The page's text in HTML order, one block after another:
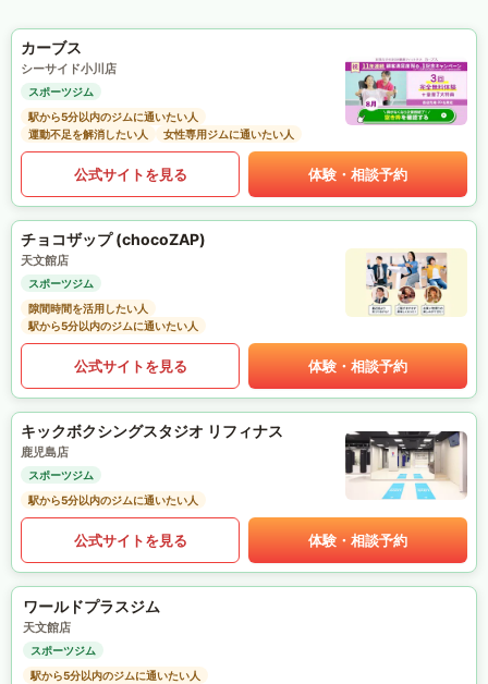
カーブス
シーサイド小川店
スポーツジム
駅から5分以内のジムに通いたい人
運動不足を解消したい人
女性専用ジムに通いたい人
公式サイトを見る 体験・相談予約
チョコザップ (chocoZAP)
天文館店
スポーツジム
隙間時間を活用したい人
駅から5分以内のジムに通いたい人
公式サイトを見る 体験・相談予約
キックボクシングスタジオ リフィナス
鹿児島店
スポーツジム
駅から5分以内のジムに通いたい人
公式サイトを見る 体験・相談予約
ワールドプラスジム
天文館店
スポーツジム
駅から5分以内のジムに通いたい人